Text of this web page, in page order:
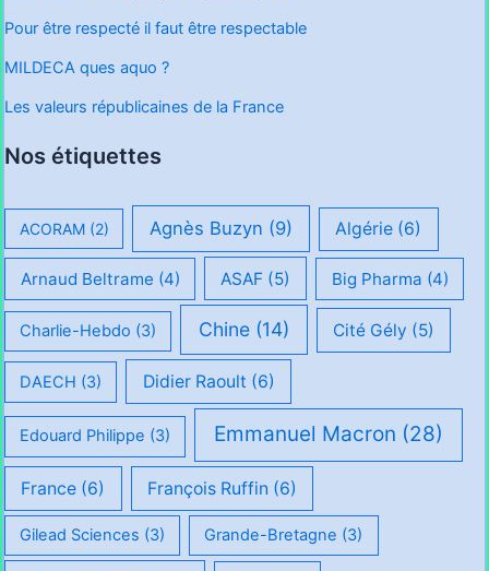
Pour être respecté il faut être respectable
MILDECA ques aquo ?
Les valeurs républicaines de la France
Nos étiquettes
ACORAM(2) Agnès Buzyn (9) Algérie (6)
Arnaud Beltrame (4) ASAF (5) Big Pharma (4)
Charlie-Hebdo (3) Chine (14) Cité Gély (5)
DAECH (3) Didier Raoult (6)
Edouard Philippe (3) Emmanuel Macron (28)
France (6) François Ruffin (6)
Gilead Sciences (3) Grande-Bretagne (3)